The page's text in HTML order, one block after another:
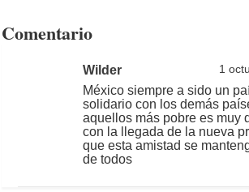
Comentario
Wilder 1
México siempre a sido un
solidario con los demás
aquellos más pobre es muy
con la llegada de la nueva
que esta amistad se
de todos